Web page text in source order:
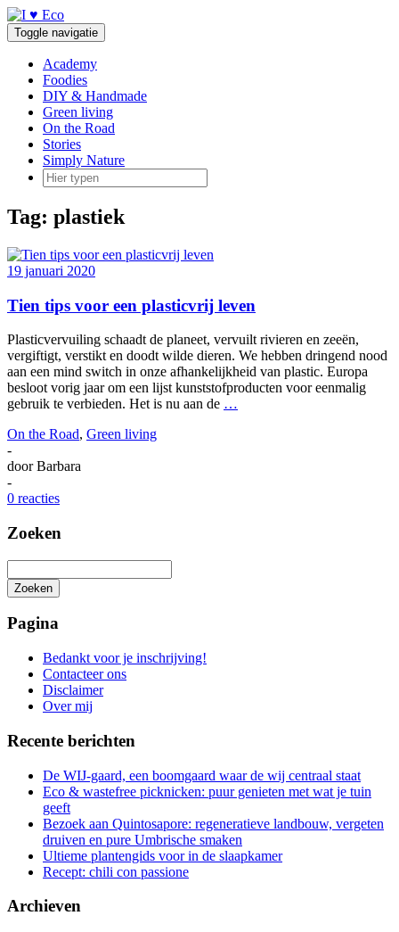
Doorgaan
naar
inhoud
Toggle navigatie
Academy
Foodies
DIY & Handmade
Green living
On the Road
Stories
Simply Nature
Tag: plastiek
19 januari 2020
Tien tips voor een plasticvrij leven
Plasticvervuiling schaadt de planeet, vervuilt rivieren en zeeën,
vergiftigt, verstikt en doodt wilde dieren. We hebben dringend nood
aan een mind switch in onze afhankelijkheid van plastic. Europa
besloot vorig jaar om een lijst kunststofproducten voor eenmalig
gebruik te verbieden. Het is nu aan de …
On the Road, Green living
-
doorBarbara
-
0 reacties
Zoeken
Zoeken
zoeken
Pagina
Bedankt voor je inschrijving!
Contacteer ons
Disclaimer
Over mij
Recente berichten
De WIJ-gaard, een boomgaard waar de wij centraal staat
Eco & wastefree picknicken: puur genieten met wat je tuin
geeft
Bezoek aan Quintosapore: regeneratieve landbouw, vergeten
druiven en pure Umbrische smaken
Ultieme plantengids voor in de slaapkamer
Recept: chili con passione
Archieven